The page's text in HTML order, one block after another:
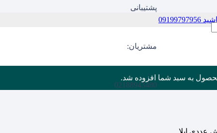
پشتیبانی
مشتریان:
02188943480
به سبد شما افزوده شد.